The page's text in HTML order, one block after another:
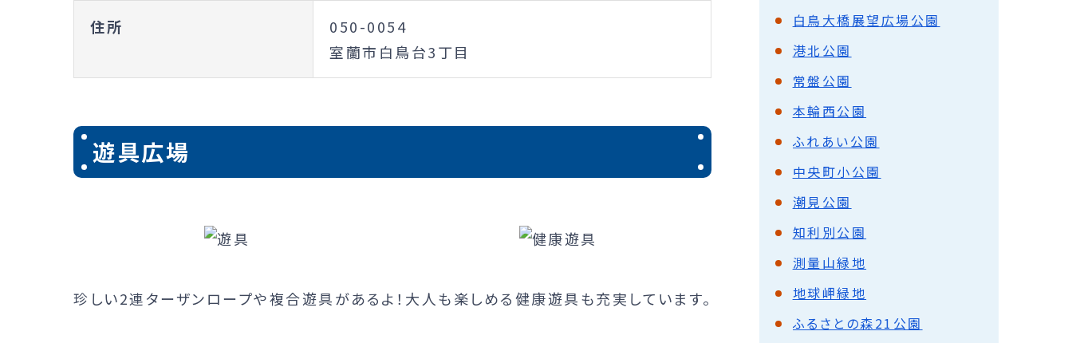
住所
050-0054
室蘭市白鳥台3丁目
遊具広場
珍しい2連ターザンロープや複合遊具があるよ！大人も楽しめる健康遊具も充実しています。
白鳥大橋展望広場公園
港北公園
常盤公園
本輪西公園
ふれあい公園
中央町小公園
潮見公園
知利別公園
測量山緑地
地球岬緑地
ふるさとの森21公園